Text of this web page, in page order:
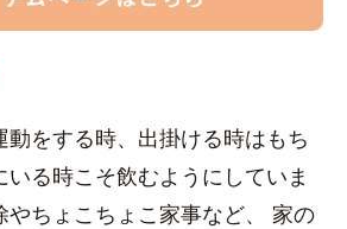
動をする時、出掛ける時はもち
いる時こそ飲むようにしていま
やちょこちょこ家事など、 家の